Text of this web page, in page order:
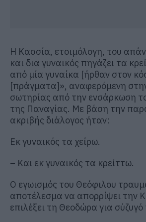
Η Κασσία, ετοιμόλογη, του
και δια γυναικός πηγάζει τα
από μία γυναίκα [ήρθαν στον
[πράγματα]», αναφερόμενη
σωτηρίας από την ενσάρκωση
της Παναγίας. Με βάση την
ακριβής διάλογος ήταν:
Εκ γυναικός τα χείρω.
– Kαι εκ γυναικός τα κρείττω.
Ο εγωισμός του Θεόφιλου
αποτέλεσμα να απορρίψει την
επιλέξει τη Θεοδώρα για σύζυγό